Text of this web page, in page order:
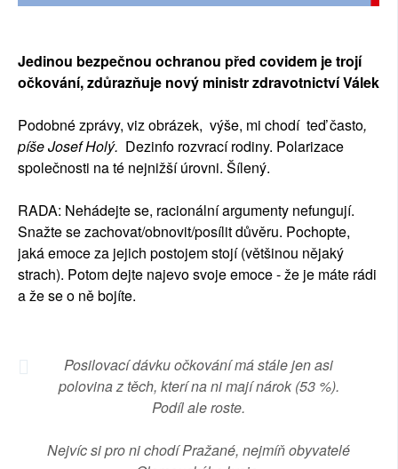
PLNÁ VERZE STRÁNEK
Jedinou bezpečnou ochranou před covidem je trojí
očkování, zdůrazňuje nový ministr zdravotnictví Válek
Podobné zprávy, viz obrázek, výše, mi chodí teď často,
píše Josef Holý. Dezinfo rozvrací rodiny. Polarizace
společnosti na té nejnižší úrovni. Šílený.
RADA: Nehádejte se, racionální argumenty nefungují.
Snažte se zachovat/obnovit/posílit důvěru. Pochopte,
jaká emoce za jejich postojem stojí (většinou nějaký
strach). Potom dejte najevo svoje emoce - že je máte rádi
a že se o ně bojíte.
Posilovací dávku očkování má stále jen asi
polovina z těch, kterí na ni mají nárok (53 %).
Podíl ale roste.
Nejvíc si pro ni chodí Pražané, nejmíň obyvatelé